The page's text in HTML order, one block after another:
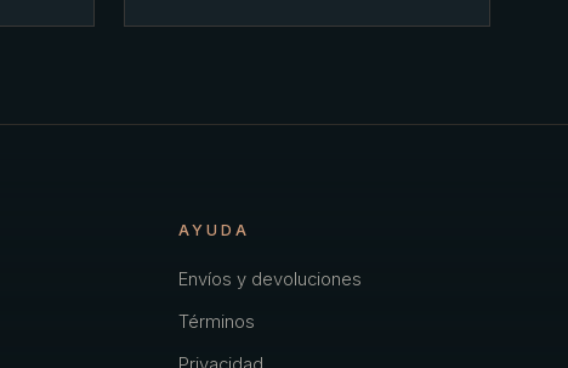
AYUDA
Envíos y devoluciones
Términos